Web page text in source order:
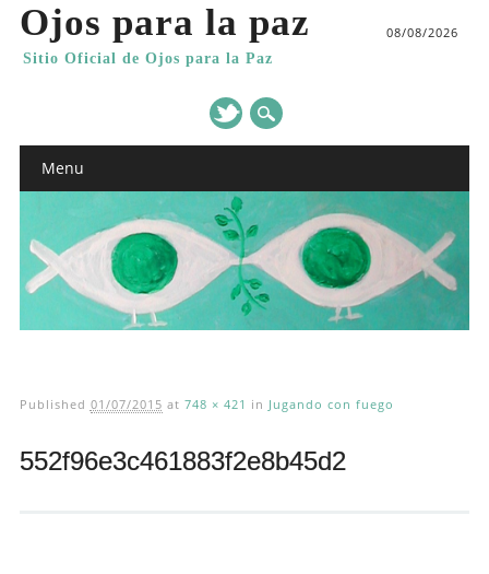
Ojos para la paz
Sitio Oficial de Ojos para la Paz
08/08/2026
Main menu
Menu
Published 01/07/2015 at 748 × 421 in Jugando con fuego
552f96e3c461883f2e8b45d2